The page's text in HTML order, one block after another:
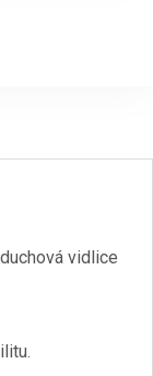
vidlice